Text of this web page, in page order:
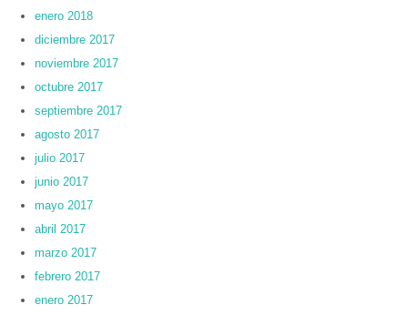
enero 2018
diciembre 2017
noviembre 2017
octubre 2017
septiembre 2017
agosto 2017
julio 2017
junio 2017
mayo 2017
abril 2017
marzo 2017
febrero 2017
enero 2017